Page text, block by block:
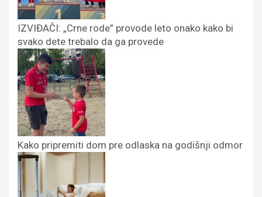
IZVIĐAČI: „Crne rode” provode leto onako kako bi
svako dete trebalo da ga provede
Kako pripremiti dom pre odlaska na godišnji odmor